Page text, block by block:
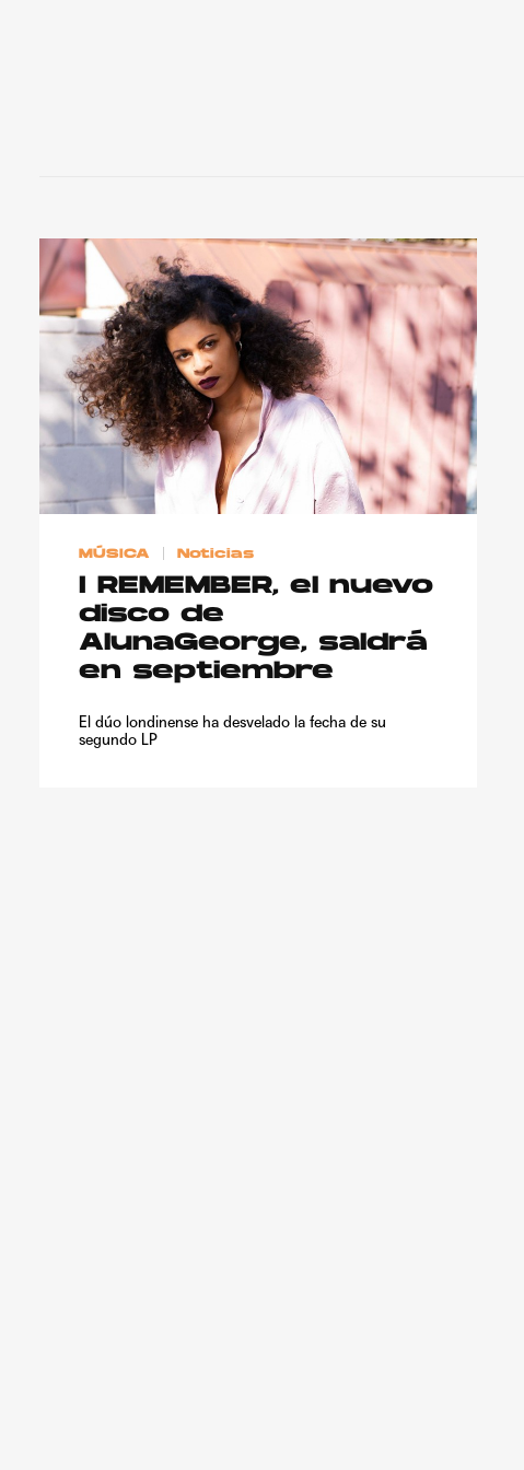
MÚSICA Noticias
I REMEMBER, el nuevo
disco de
AlunaGeorge, saldrá
en septiembre
El dúo londinense ha desvelado la fecha de su
segundo LP